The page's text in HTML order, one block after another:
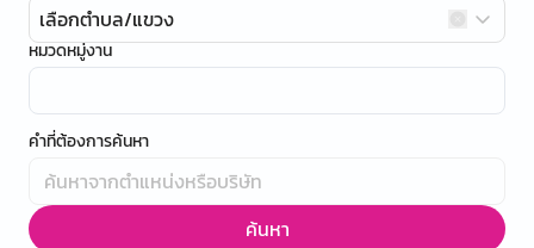
เลือกตำบล/แขวง
หมวดหมู่งาน
คำที่ต้องการค้นหา
ค้นหา